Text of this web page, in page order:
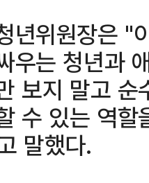
년위원장은 "
우는 청년과
보지 말고
수 있는 역
말했다.